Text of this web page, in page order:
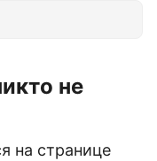
не
на странице